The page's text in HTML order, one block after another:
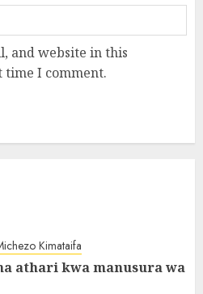
and website in this
I comment.
Kimataifa
athari kwa manusura wa